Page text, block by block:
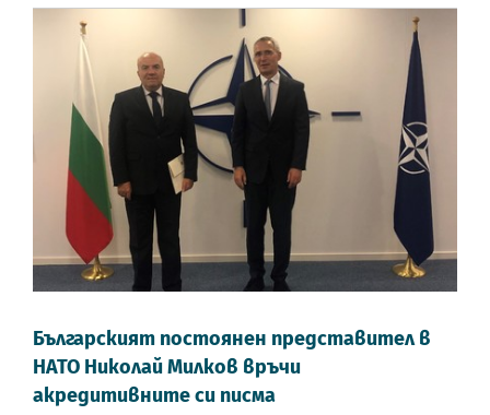
Българският постоянен представител в
НАТО Николай Милков връчи
акредитивните си писма